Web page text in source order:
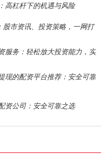
高杠杆下的机遇与风险
股市资讯、投资策略，一网打
服务：轻松放大投资能力，实
现的配资平台推荐：安全可靠
资公司：安全可靠之选